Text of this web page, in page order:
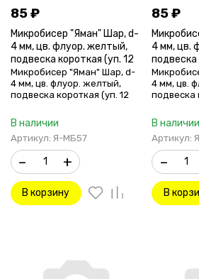
85₽
Микробисер "Яман" Шар, d-
4 мм, цв. флуор. желтый,
подвеска короткая (уп. 12
шт.)
Микробисер "Яман" Шар, d-
4 мм, цв. флуор. желтый,
подвеска короткая (уп. 12
В наличии
Артикул: Я-МБ57
– +
В корзину
85₽
4 мм, цв.
подвеска
шт.)
4 мм, цв.
подвеска
В наличии
Артикул:
–
В